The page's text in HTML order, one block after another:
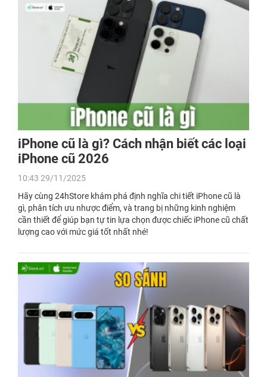
iPhone cũ là gì? Cách nhận biết các loại
iPhone cũ 2026
10:43 29/11/2025
Hãy cùng 24hStore khám phá định nghĩa chi tiết iPhone cũ là
gì, phân tích ưu nhược điểm, và trang bị những kinh nghiệm
cần thiết để giúp bạn tự tin lựa chọn được chiếc iPhone cũ chất
lượng cao với mức giá tốt nhất nhé!